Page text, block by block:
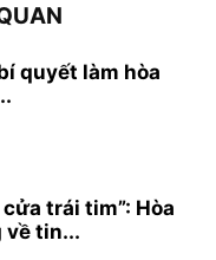
quyết làm hòa
trái tim”: Hòa
về tin...